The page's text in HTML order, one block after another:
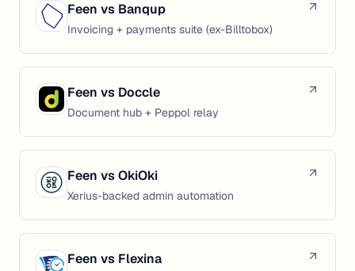
Feen vs Banqup
Invoicing + payments suite (ex-Billtobox)
Feen vs Doccle
Document hub + Peppol relay
Feen vsOkiOki
Xerius-backed admin automation
Feen vs Flexina